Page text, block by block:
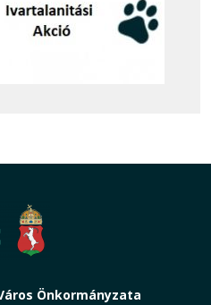
Önkormányzata